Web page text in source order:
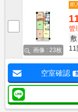
画像 : 23枚
即
管
敷
11
空室確認